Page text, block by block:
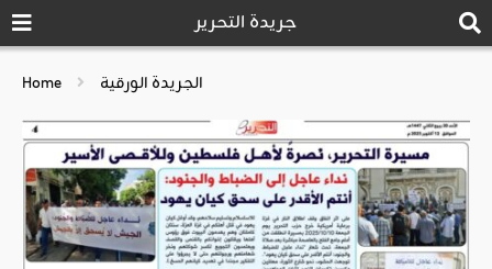
جريدة التحرير
Home الجريدة الورقية